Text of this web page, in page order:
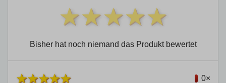
Bisher hat noch niemand das Produkt bewertet
0×